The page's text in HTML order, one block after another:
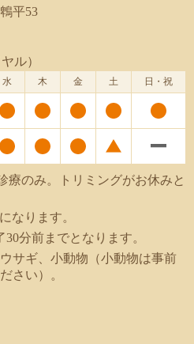
平53
ル）
水 木 金 土
日・祝
療のみ。トリミングがお休みと
なります。
分前までとなります。
サギ、小動物（小動物は事前
さい）。